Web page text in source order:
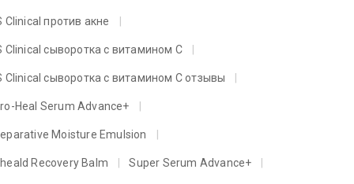
Clinical против акне
Clinical сыворотка с витамином C
Clinical сыворотка с витамином C отзывы
Heal Serum Advance+
Moisture Emulsion
Recovery Balm Super Serum Advance+